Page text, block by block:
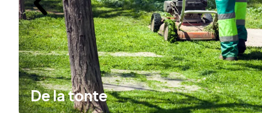
Du débroussaillage